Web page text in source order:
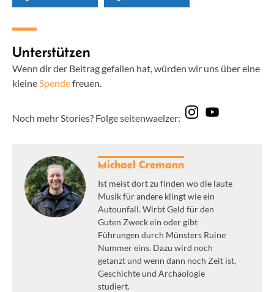
Unterstützen
Wenn dir der Beitrag gefallen hat, würden wir uns über eine
kleineSpendefreuen.
Noch mehr Stories? Folge seitenwaelzer:
Michael Cremann
Ist meist dort zu finden wo die laute
Musik für andere klingt wie ein
Autounfall. Wirbt Geld für den
Guten Zweck ein oder gibt
Führungen durch Münsters Ruine
Nummer eins. Dazu wird noch
getanzt und wenn dann noch Zeit ist,
Geschichte und Archäologie
studiert.